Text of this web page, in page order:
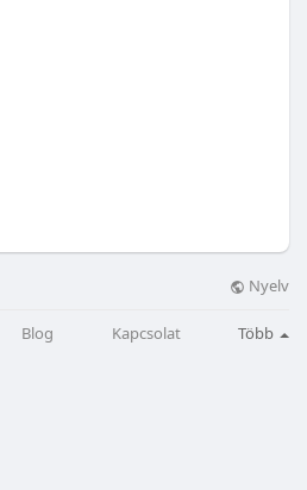
Nyelv
Blog Kapcsolat Több